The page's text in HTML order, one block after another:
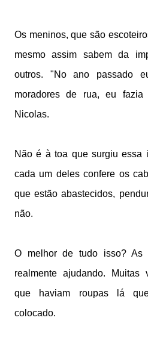
Os meninos, que são
mesmo assim sabem da
outros. "No ano passado
moradores de rua, eu
Nicolas.
Não é à toa que surgiu essa
cada um deles confere os
que estão abastecidos,
não.
O melhor de tudo isso? As
realmente ajudando. Muitas
que haviam roupas lá
colocado.